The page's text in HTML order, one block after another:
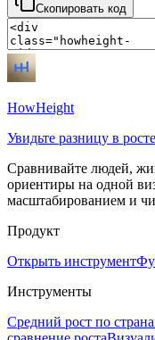
Скопировать код
HowHeight
Увидьте разницу в
Сравнивайте людей,
ориентиры на одной
масштабированием и
Продукт
Открыть инструмент
Инструменты
Средний рост по